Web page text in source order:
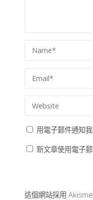
用電子郵件通知
新文章使用電子
這個網站採用